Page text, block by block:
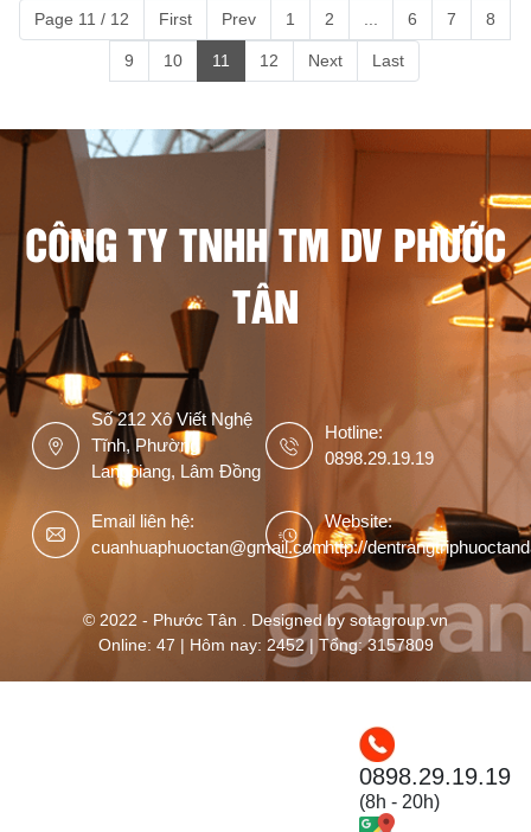
Page 11 / 12 First Prev 1 2 6 7 8
9 10 11 12 Next Last
CÔNG TY TNHH TM DV PHƯỚC
TÂN
Số 212 Xô Viết Nghệ
Tĩnh, Phường
Langbiang, Lâm Đồng
Hotline:
0898.29.19.19
Email liên hệ:
cuanhuaphuoctan@gmail.com
Website:
http://
© 2022 - Phước Tân . Designed by sotagroup.vn
Online: 47 | Hôm nay: 2452 | Tổng: 3157809
0898.29.19.19
(8h - 20h)